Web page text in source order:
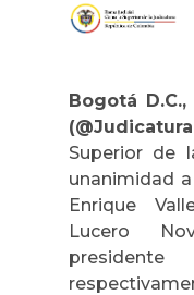
Bogotá
Superior de
unanimidad
Enrique
Lucero